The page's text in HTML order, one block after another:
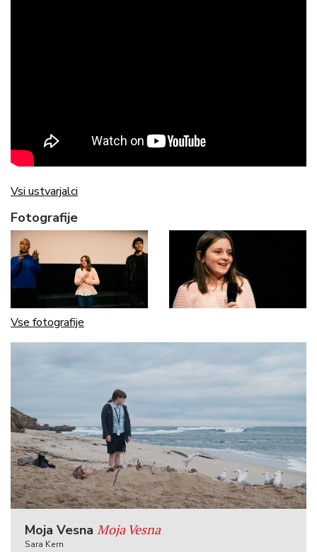
Vsi ustvarjalci
Fotografije
Vse fotografije
Moja Vesna Moja Vesna
Sara Kern